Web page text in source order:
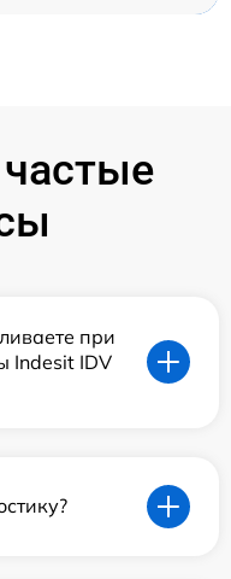
при
Indesit IDV